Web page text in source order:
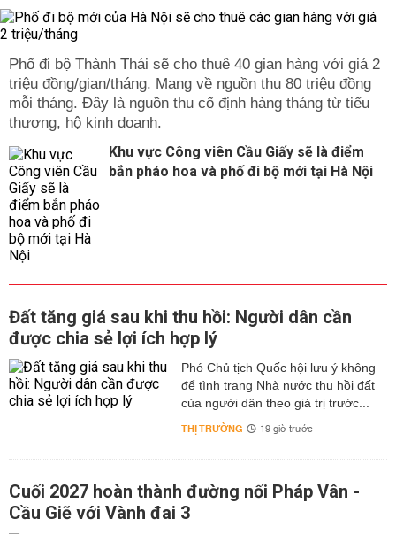
Phố đi bộ Thành Thái sẽ cho thuê 40 gian hàng với giá 2
triệu đồng/gian/tháng. Mang về nguồn thu 80 triệu đồng
mỗi tháng. Đây là nguồn thu cố định hàng tháng từ tiểu
thương, hộ kinh doanh.
Khu vực Công viên Cầu Giấy sẽ là điểm
bắn pháo hoa và phố đi bộ mới tại Hà Nội
Đất tăng giá sau khi thu hồi: Người dân cần
được chia sẻ lợi ích hợp lý
Phó Chủ tịch Quốc hội lưu ý không
để tình trạng Nhà nước thu hồi đất
của người dân theo giá trị trước...
THỊ TRƯỜNG 19 giờ trước
Cuối 2027 hoàn thành đường nối Pháp Vân -
Cầu Giẽ với Vành đai 3